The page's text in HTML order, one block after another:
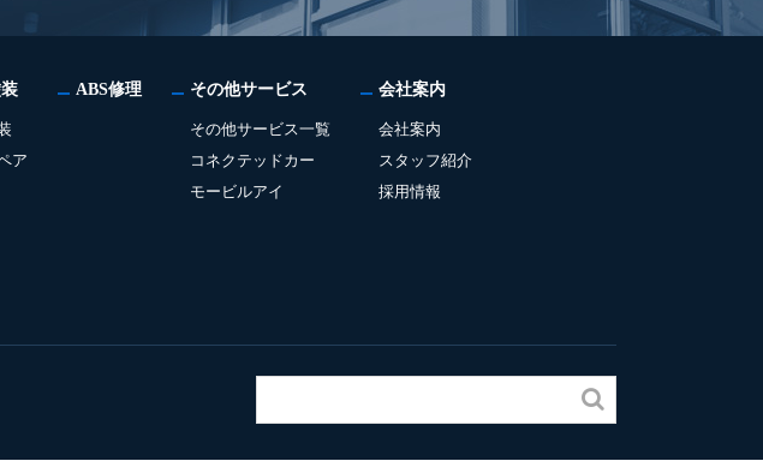
ア
ABS修理 その他サービス
その他サービス一覧
コネクテッドカー
モービルアイ
会社案内
会社案内
スタッフ紹介
採用情報